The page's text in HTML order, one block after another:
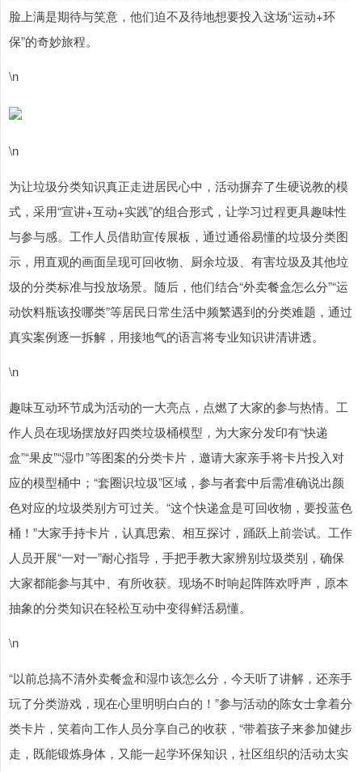
脸上满是期待与笑意，他们迫不及待地想要投入这场“运动+环
保”的奇妙旅程。​
\n
\n
为让垃圾分类知识真正走进居民心中，活动摒弃了生硬说教的模
式，采用“宣讲+互动+实践”的组合形式，让学习过程更具趣味性
与参与感。工作人员借助宣传展板，通过通俗易懂的垃圾分类图
示，用直观的画面呈现可回收物、厨余垃圾、有害垃圾及其他垃
圾的分类标准与投放场景。随后，他们结合“外卖餐盒怎么分”“运
动饮料瓶该投哪类”等居民日常生活中频繁遇到的分类难题，通过
真实案例逐一拆解，用接地气的语言将专业知识讲清讲透。
\n
趣味互动环节成为活动的一大亮点，点燃了大家的参与热情。工
作人员在现场摆放好四类垃圾桶模型，为大家分发印有“快递
盒”“果皮”“湿巾”等图案的分类卡片，邀请大家亲手将卡片投入对
应的模型桶中；“套圈识垃圾”区域，参与者套中后需准确说出颜
色对应的垃圾类别方可过关。“这个快递盒是可回收物，要投蓝色
桶！”大家手持卡片，认真思索、相互探讨，踊跃上前尝试。工作
人员开展“一对一”耐心指导，手把手教大家辨别垃圾类别，确保
大家都能参与其中、有所收获。现场不时响起阵阵欢呼声，原本
抽象的分类知识在轻松互动中变得鲜活易懂。​
\n
“以前总搞不清外卖餐盒和湿巾该怎么分，今天听了讲解，还亲手
玩了分类游戏，现在心里明明白白的！”参与活动的陈女士拿着分
类卡片，笑着向工作人员分享自己的收获，“带着孩子来参加健步
走，既能锻炼身体，又能一起学环保知识，社区组织的活动太实
上证综指 3900.35 +21.92 +0.57%
深证成指 14110.12 -34.08 -0.24%